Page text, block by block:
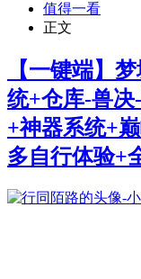
值得一看
正文
【一键端】
统+仓库-兽
+神器系统+
多自行体验+